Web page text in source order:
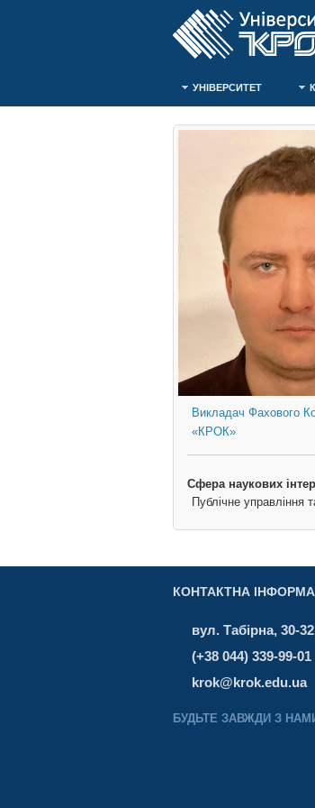
УНІВЕРСИТЕТ
Викладач Фахового
«КРОК»
Сфера наукових
Публічне управління
КОНТАКТНА
вул. Табірна, 30-
(+38 044) 339-99-01
krok@krok.edu.ua
БУДЬТЕ ЗАВЖДИ З